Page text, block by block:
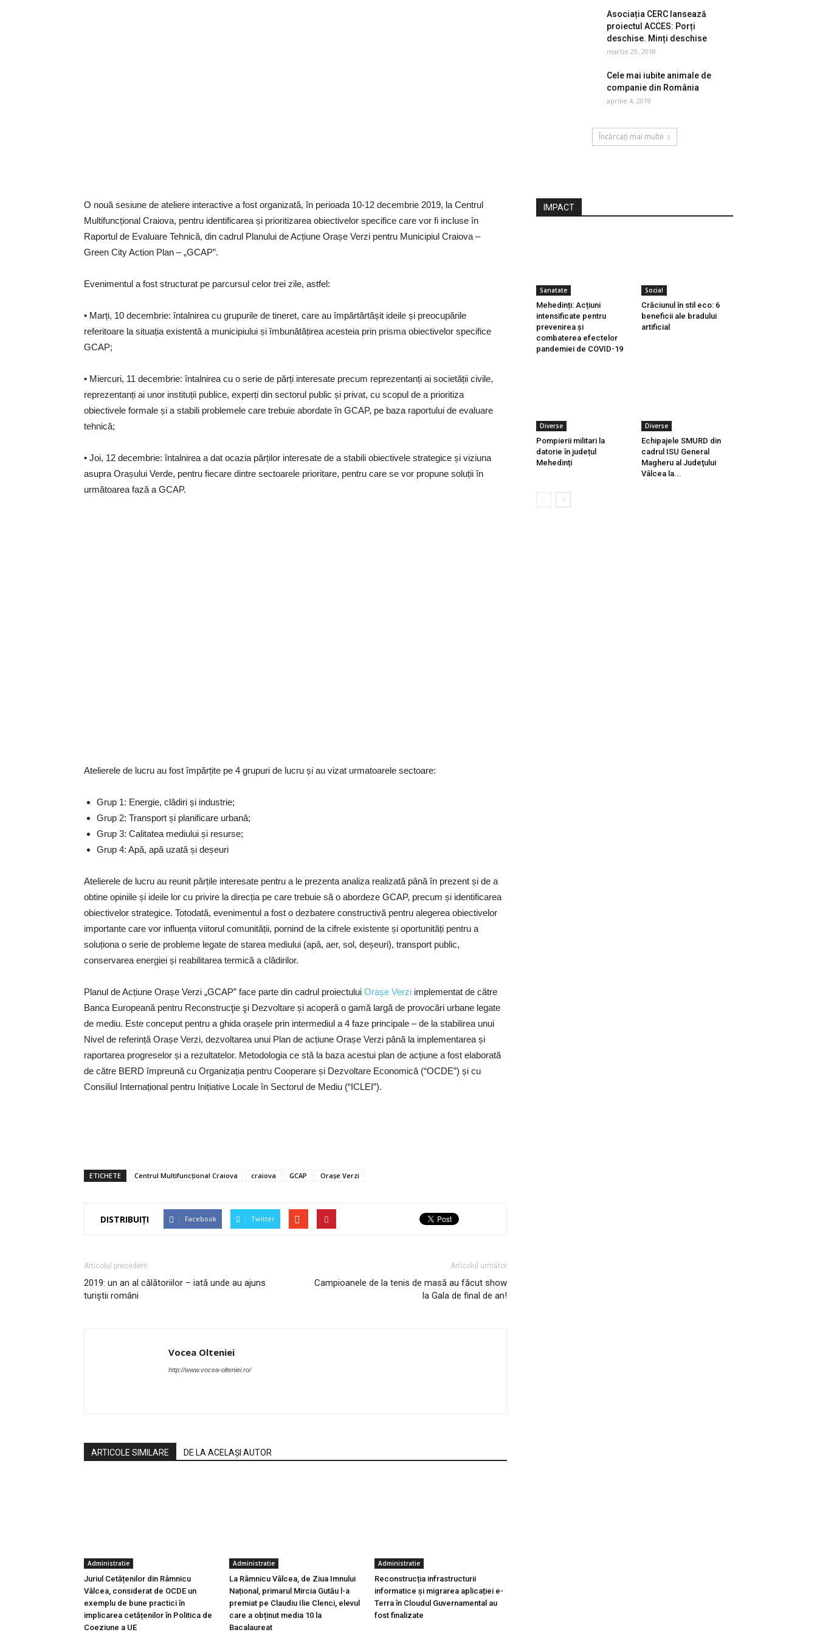
O nouă sesiune de ateliere interactive a fost organizată, în perioada 10-12 decembrie 2019, la Centrul
Multifuncțional Craiova, pentru identificarea și prioritizarea obiectivelor specifice care vor fi incluse în
Raportul de Evaluare Tehnică, din cadrul Planului de Acțiune Orașe Verzi pentru Municipiul Craiova –
Green City Action Plan – „GCAP”.
Evenimentul a fost structurat pe parcursul celor trei zile, astfel:
• Marți, 10 decembrie: întalnirea cu grupurile de tineret, care au împărtărtășit ideile și preocupările
referitoare la situația existentă a municipiului și îmbunătățirea acesteia prin prisma obiectivelor specifice
GCAP;
• Miercuri, 11 decembrie: întalnirea cu o serie de părți interesate precum reprezentanți ai societății civile,
reprezentanți ai unor instituții publice, experți din sectorul public și privat, cu scopul de a prioritiza
obiectivele formale și a stabili problemele care trebuie abordate în GCAP, pe baza raportului de evaluare
tehnică;
• Joi, 12 decembrie: întalnirea a dat ocazia părților interesate de a stabili obiectivele strategice și viziuna
asupra Orașului Verde, pentru fiecare dintre sectoarele prioritare, pentru care se vor propune soluții în
următoarea fază a GCAP.
Atelierele de lucru au fost împărțite pe 4 grupuri de lucru și au vizat urmatoarele sectoare:
Grup 1: Energie, clădiri și industrie;
Grup 2: Transport și planificare urbană;
Grup 3: Calitatea mediului și resurse;
Grup 4: Apă, apă uzată și deșeuri
Atelierele de lucru au reunit părțile interesate pentru a le prezenta analiza realizată până în prezent și de a
obtine opiniile și ideile lor cu privire la direcția pe care trebuie să o abordeze GCAP, precum și identificarea
obiectivelor strategice. Totodată, evenimentul a fost o dezbatere constructivă pentru alegerea obiectivelor
importante care vor influența viitorul comunității, pornind de la cifrele existente și oportunități pentru a
soluționa o serie de probleme legate de starea mediului (apă, aer, sol, deșeuri), transport public,
conservarea energiei și reabilitarea termică a clădirilor.
Planul de Acțiune Orașe Verzi „GCAP” face parte din cadrul proiectului Orașe Verzi implementat de către
Banca Europeană pentru Reconstrucţie şi Dezvoltare și acoperă o gamă largă de provocări urbane legate
de mediu. Este conceput pentru a ghida orașele prin intermediul a 4 faze principale – de la stabilirea unui
Nivel de referință Orașe Verzi, dezvoltarea unui Plan de acțiune Orașe Verzi până la implementarea și
raportarea progreselor și a rezultatelor. Metodologia ce stă la baza acestui plan de acțiune a fost elaborată
de către BERD împreună cu Organizația pentru Cooperare și Dezvoltare Economică (“OCDE”) și cu
Consiliul Internațional pentru Inițiative Locale în Sectorul de Mediu (“ICLEI”).
ETICHETE Centrul Multifuncţional Craiova craiova GCAP Orașe Verzi
DISTRIBUIȚI Facebook Twitter
Articolul precedent
2019: un an al călătoriilor – iată unde au ajuns
turiștii români
Articolul următor
Campioanele de la tenis de masă au făcut show
la Gala de final de an!
Vocea Olteniei
http://www.vocea-olteniei.ro/
ARTICOLE SIMILARE DE LA ACELAȘI AUTOR
Administratie
Juriul Cetățenilor din Râmnicu
Vâlcea, considerat de OCDE un
exemplu de bune practici în
implicarea cetățenilor în Politica de
Coeziune a UE
Administratie
La Râmnicu Vâlcea, de Ziua Imnului
Național, primarul Mircia Gutău l-a
premiat pe Claudiu Ilie Clenci, elevul
care a obținut media 10 la
Bacalaureat
Administratie
Reconstrucția infrastructurii
informatice și migrarea aplicației e-
Terra în Cloudul Guvernamental au
fost finalizate
Asociația CERC lansează
proiectul ACCES: Porți
deschise. Minți deschise
martie 29, 2018
Cele mai iubite animale de
companie din România
aprilie 4, 2019
Încărcați mai multe
IMPACT
Sanatate
Mehedinți: Acțiuni
intensificate pentru
prevenirea și
combaterea efectelor
pandemiei de COVID-19
Social
Crăciunul în stil eco: 6
beneficii ale bradului
artificial
Diverse
Pompierii militari la
datorie în județul
Mehedinți
Diverse
Echipajele SMURD din
cadrul ISU General
Magheru al Judeţului
Vâlcea la...